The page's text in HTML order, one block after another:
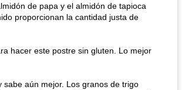
de papa y el almidón de tapioca
proporcionan la cantidad justa de
hacer este postre sin gluten. Lo mejor
aún mejor. Los granos de trigo